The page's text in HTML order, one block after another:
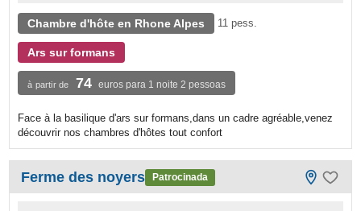
Chambre d'hôte en Rhone Alpes 11 pess.
Ars sur formans
à partir de 74 euros para 1 noite 2 pessoas
Face à la basilique d'ars sur formans,dans un cadre agréable,venez
découvrir nos chambres d'hôtes tout confort
Ferme des noyers Patrocinada